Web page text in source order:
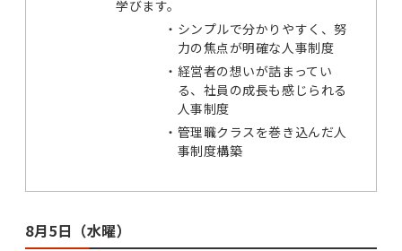
学びます。
・ シンプルで分かりやすく、努
力の焦点が明確な人事制度
・ 経営者の想いが詰まってい
る、社員の成長も感じられる
人事制度
・ 管理職クラスを巻き込んだ人
事制度構築
8月5日（水曜）